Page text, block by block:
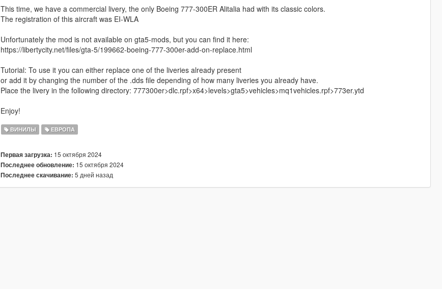
This time, we have a commercial livery, the only Boeing 777-300ER Alitalia had with its classic colors.
The registration of this aircraft was EI-WLA
Unfortunately the mod is not available on gta5-mods, but you can find it here:
https://libertycity.net/files/gta-5/199662-boeing-777-300er-add-on-replace.html
Tutorial: To use it you can either replace one of the liveries already present
or add it by changing the number of the .dds file depending of how many liveries you already have.
Place the livery in the following directory: 777300er>dlc.rpf>x64>levels>gta5>vehicles>mq1vehicles.rpf>773er.ytd
Enjoy!
ВИНИЛЫ ЕВРОПА
Первая загрузка: 15 октября 2024
Последнее обновление: 15 октября 2024
Последнее скачивание: 5 дней назад